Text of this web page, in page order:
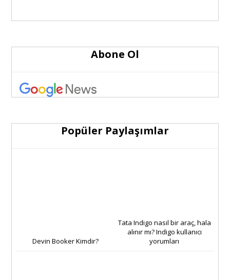
Abone Ol
Popüler Paylaşımlar
Devin Booker Kimdir?
Tata Indigo nasıl bir araç, hala
alınır mı? Indigo kullanıcı
yorumları